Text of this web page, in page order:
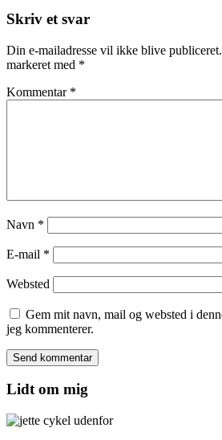
Skriv et svar
Din e-mailadresse vil ikke blive publiceret.
markeret med *
Kommentar *
Navn *
E-mail *
Websted
Gem mit navn, mail og websted i
jeg kommenterer.
Lidt om mig